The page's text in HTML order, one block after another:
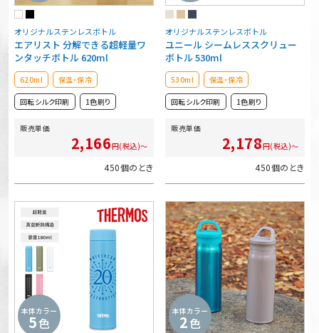
オリジナルステンレスボトル
エアリスト 分解できる超軽量ワ
ンタッチボトル 620ml
620ml 保温・保冷
回転シルク印刷 1色刷り
販売単価
2,166円(税込)～
450個のとき
オリジナルステンレスボトル
ユニール シームレススクリュー
ボトル 530ml
530ml 保温・保冷
回転シルク印刷 1色刷り
販売単価
2,178円(税込)～
450個のとき
本体カラー
5色
本体カラー
2色